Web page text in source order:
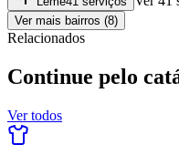
Ver mais bairros (8)
Relacionados
Continue pelo
Ver todos